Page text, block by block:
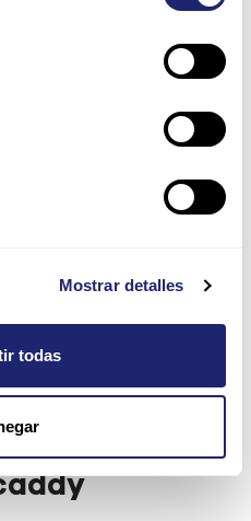
Mostrar detalles
todas
2.5" SSD SAS
Unity